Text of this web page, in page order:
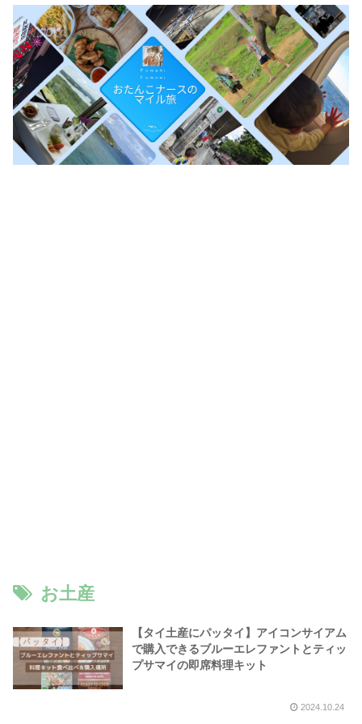
お土産
【タイ土産にパッタイ】アイコンサイアム
で購入できるブルーエレファントとティッ
プサマイの即席料理キット
2024.10.24